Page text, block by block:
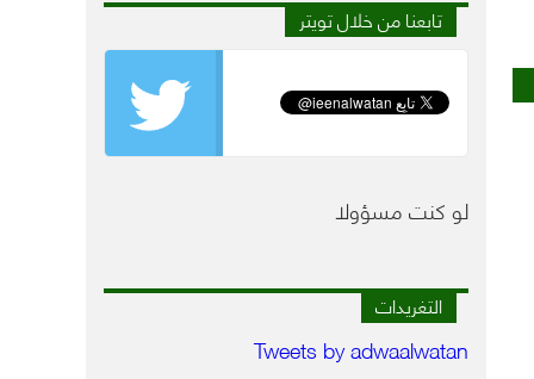
تابعنا من خلال تويتر
لو كنت مسؤولا
التغريدات
Tweets by adwaalwatan